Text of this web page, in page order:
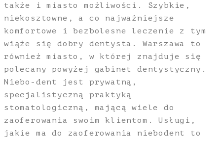
także i miasto możliwości. Szybkie,
niekosztowne, a co najważniejsze
komfortowe i bezbolesne leczenie z tym
wiąże się dobry dentysta. Warszawa to
również miasto, w której znajduje się
polecany powyżej gabinet dentystyczny.
Niebo-dent jest prywatną,
specjalistyczną praktyką
stomatologiczną, mającą wiele do
zaoferowania swoim klientom. Usługi,
jakie ma do zaoferowania niebodent to